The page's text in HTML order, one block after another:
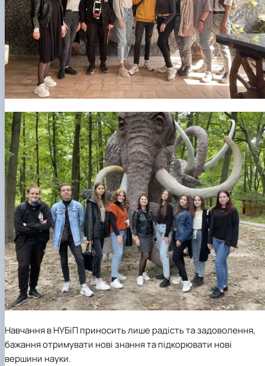
Навчання в НУБіП приносить лише радість та задоволення,
бажання отримувати нові знання та підкорювати нові
вершини науки.